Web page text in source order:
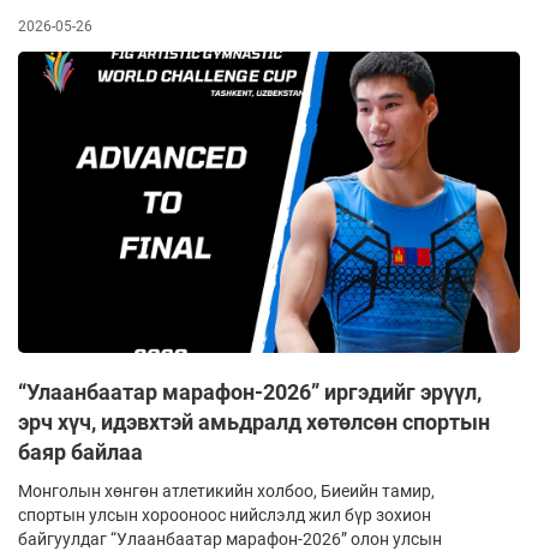
2026-05-26
“Улаанбаатар марафон-2026” иргэдийг эрүүл,
эрч хүч, идэвхтэй амьдралд хөтөлсөн спортын
баяр байлаа
Монголын хөнгөн атлетикийн холбоо, Биеийн тамир,
спортын улсын хорооноос нийслэлд жил бүр зохион
байгуулдаг “Улаанбаатар марафон-2026” олон улсын